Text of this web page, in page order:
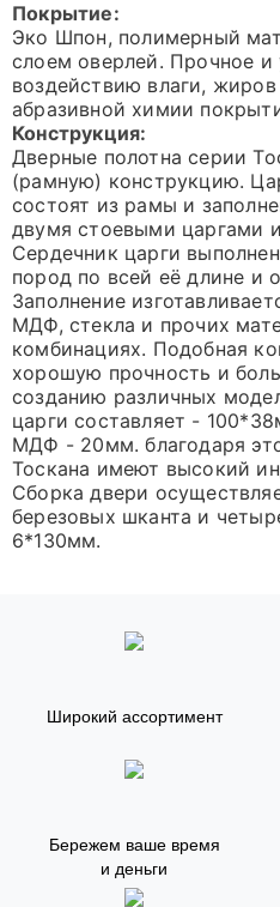
Покрытие:
Эко Шпон, полимерный
слоем оверлей. Прочное и
воздействию влаги,
абразивной химии
Конструкция:
Дверные полотна серии
(рамную) конструкцию.
состоят из рамы и
двумя стоевыми царгами
Сердечник царги
пород по всей её длине и
Заполнение
МДФ, стекла и прочих
комбинациях. Подобная
хорошую прочность и
созданию различных
царги составляет -
МДФ - 20мм. благодаря
Тоскана имеют высокий
Сборка двери
березовых шканта и
6*130мм.
Широкий ассортимент
Бережем ваше время
и деньги